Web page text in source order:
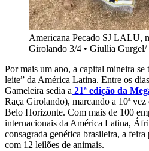
Americana Pecado SJ LALU,
Girolando 3/4 • Giullia Gurgel/
Por mais um ano, a capital mineira se
leite” da América Latina. Entre os
Gameleira sedia a 21ª edição da
Raça Girolando), marcando a 10ª
Belo Horizonte. Com mais de 100
internacionais da América Latina,
consagrada genética brasileira, a
com 12 leilões de animais.